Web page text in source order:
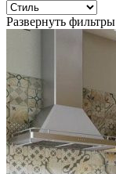
Развернуть фильтры